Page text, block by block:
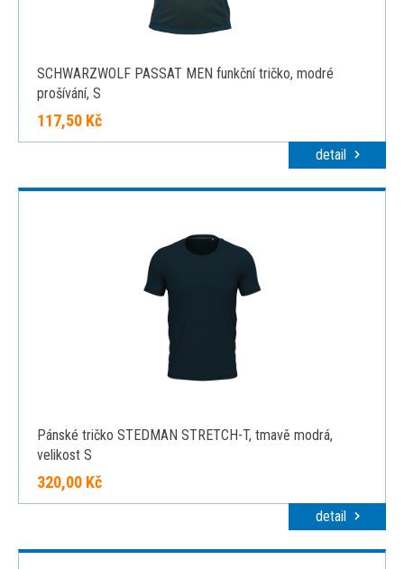
SCHWARZWOLF PASSAT MEN funkční tričko, modré
prošívání, S
117,50 Kč
detail
Pánské tričko STEDMAN STRETCH-T, tmavě modrá,
velikost S
320,00 Kč
detail